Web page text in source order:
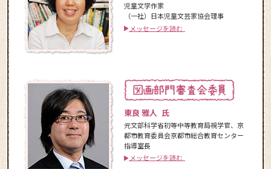
児童文学作家
（一社）日本児童文芸家協会理事
メッセージを読む
東良 雅人 氏
元文部科学省初等中等教育局視学官、京
都市教育委員会京都市総合教育センター
指導室長
メッセージを読む